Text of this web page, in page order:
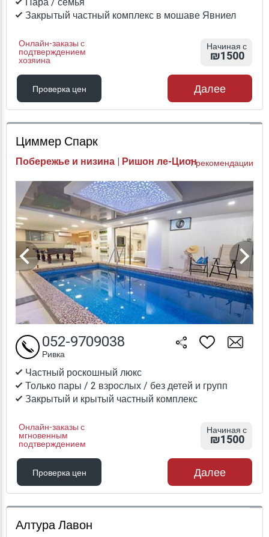
Закрытый частный комплекс в мошаве Явниел
Онлайн-заказы с
подтверждением
хозяина
Начиная с
₪1500
Проверка цен
Проверка цен
Далее
Циммер Спарк
Побережье и низина | Ришон ле-Цион1 рекомендации
Частный роскошный люкс
Только пары / 2 взрослых / без детей и групп
Закрытый и крытый частный комплекс
Онлайн-заказы с
мгновенным
подтверждением
052-9709038
Ривка
Начиная с
₪1500
Проверка цен
Проверка цен
Далее
Алтура Лавон